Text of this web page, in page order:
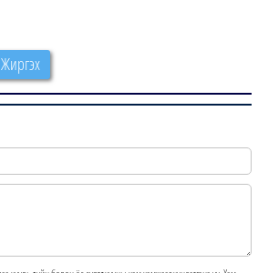
Жиргэх